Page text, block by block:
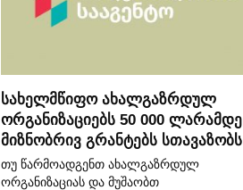
სახელმწიფო ახალგაზრდულ
ორგანიზაციებს 50 000 ლარამდე
მიზნობრივ გრანტებს სთავაზობს
თუ წარმოადგენთ ახალგაზრდულ
ორგანიზაციას და მუშაობთ